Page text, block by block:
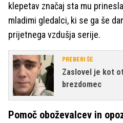
klepetav značaj sta mu
mladimi gledalci, ki se ga še
prijetnega vzdušja serije.
PREBERI ŠE
Zaslovel je kot
brezdomec
Pomoč oboževalcev in